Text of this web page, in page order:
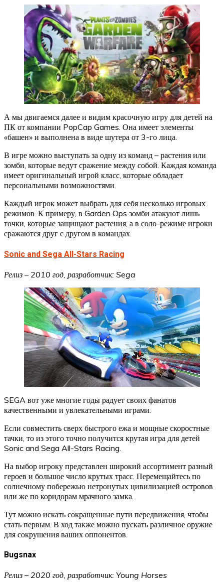
А мы двигаемся далее и видим красочную игру для детей на
ПК от компании PopCap Games. Она имеет элементы
«башен» и выполнена в виде шутера от 3-го лица.
В игре можно выступать за одну из команд – растения или
зомби, которые ведут сражение между собой. Каждая команда
имеет оригинальный игрой класс, которые обладает
персональными возможностями.
Каждый игрок может выбрать для себя несколько игровых
режимов. К примеру, в Garden Ops зомби атакуют лишь
точки, которые защищают растения, а в соло-режиме игроки
сражаются друг с другом в командах.
Sonic and Sega All-Stars Racing
Релиз – 2010 год, разработчик: Sega
SEGA вот уже многие годы радует своих фанатов
качественными и увлекательными играми.
Если совместить сверх быстрого ежа и мощные скоростные
тачки, то из этого точно получится крутая игра для детей
Sonic and Sega All-Stars Racing.
На выбор игроку представлен широкий ассортимент разный
героев и большое число крутых трасс. Перемещайтесь по
солнечному побережью нетронутых цивилизацией островов
или же по коридорам мрачного замка.
Тут можно искать сокращенные пути передвижения, чтобы
стать первым. В ход также можно пускать различное оружие
для сокрушения ваших оппонентов.
Bugsnax
Релиз – 2020 год, разработчик: Young Horses